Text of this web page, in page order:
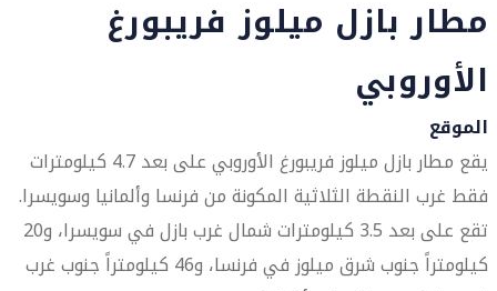
مطار بازل ميلوز فريبورغ
الأوروبي
الموقع
يقع مطار بازل ميلوز فريبورغ الأوروبي على بعد 4.7 كيلومترات
فقط غرب النقطة الثلاثية المكونة من فرنسا وألمانيا وسويسرا.
تقع على بعد 3.5 كيلومترات شمال غرب بازل في سويسرا، و20
كيلومتراً جنوب شرق ميلوز في فرنسا، و46 كيلومتراً جنوب غرب